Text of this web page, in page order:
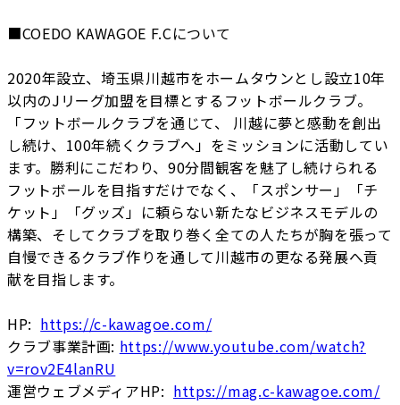
■COEDO KAWAGOE F.Cについて
2020年設立、埼玉県川越市をホームタウンとし設立10年
以内のJリーグ加盟を目標とするフットボールクラブ。
「フットボールクラブを通じて、 川越に夢と感動を創出
し続け、100年続くクラブへ」をミッションに活動してい
ます。勝利にこだわり、90分間観客を魅了し続けられる
フットボールを目指すだけでなく、「スポンサー」「チ
ケット」「グッズ」に頼らない新たなビジネスモデルの
構築、そしてクラブを取り巻く全ての人たちが胸を張って
自慢できるクラブ作りを通して川越市の更なる発展へ貢
献を目指します。
HP: https://c-kawagoe.com/
クラブ事業計画: https://www.youtube.com/watch?
v=rov2E4lanRU
運営ウェブメディアHP: https://mag.c-kawagoe.com/